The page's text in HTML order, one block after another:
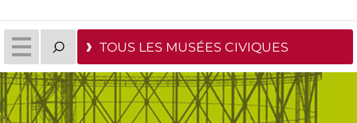
TOUS LES MUSÉES CIVIQUES